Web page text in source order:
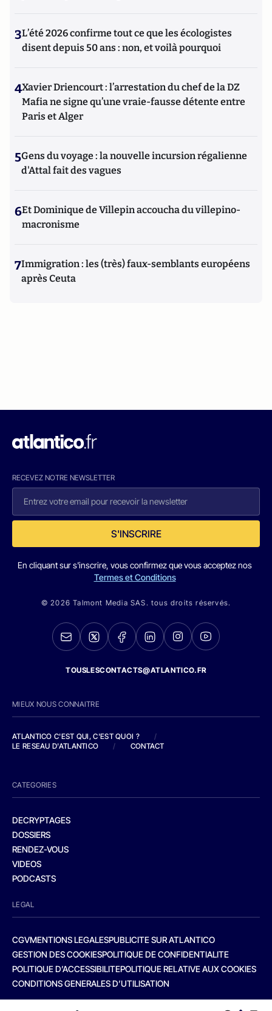
3L’été 2026 confirme tout ce que les écologistes
disent depuis 50 ans : non, et voilà pourquoi
4Xavier Driencourt : l’arrestation du chef de la DZ
Mafia ne signe qu’une vraie-fausse détente entre
Paris et Alger
5Gens du voyage : la nouvelle incursion régalienne
d'Attal fait des vagues
6Et Dominique de Villepin accoucha du villepino-
macronisme
7Immigration : les (très) faux-semblants européens
après Ceuta
RECEVEZ NOTRE NEWSLETTER
S'INSCRIRE
En cliquant sur s'inscrire, vous confirmez que vous acceptez nos
Termes et Conditions
© 2026 Talmont Media SAS. tous droits réservés.
TOUSLESCONTACTS@ATLANTICO.FR
MIEUX NOUS CONNAITRE
ATLANTICO C'EST QUI, C'EST QUOI ?
/
LE RESEAU D'ATLANTICO
/ CONTACT
CATEGORIES
DECRYPTAGES
DOSSIERS
RENDEZ-VOUS
VIDEOS
PODCASTS
LEGAL
CGVMENTIONS LEGALESPUBLICITE SUR ATLANTICO
GESTION DES COOKIESPOLITIQUE DE CONFIDENTIALITE
POLITIQUE D’ACCESSIBILITEPOLITIQUE RELATIVE AUX COOKIES
CONDITIONS GENERALES D’UTILISATION